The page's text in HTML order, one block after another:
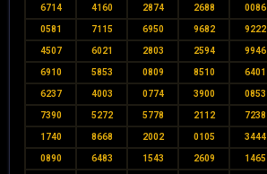
6714 4160 2874 2688 0086
0581 7115 6950 9682 9222
4507 6021 2803 2594 9946
6910 5853 0809 8510 6401
6237 4003 0774 3900 0853
7390 5272 5778 2112 7238
1740 8668 2002 0105 3444
0890 6483 1543 2609 1465